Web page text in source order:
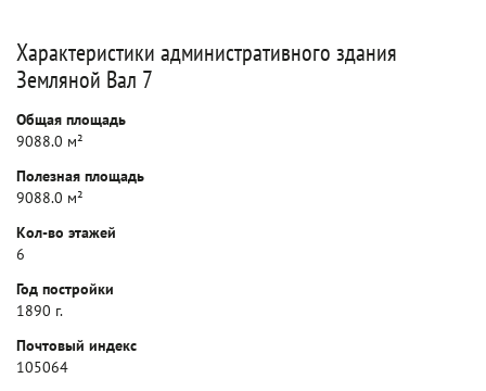
Характеристики административного здания
Земляной Вал 7
Общая площадь
9088.0 м²
Полезная площадь
9088.0 м²
Кол-во этажей
6
Год постройки
1890 г.
Почтовый индекс
105064